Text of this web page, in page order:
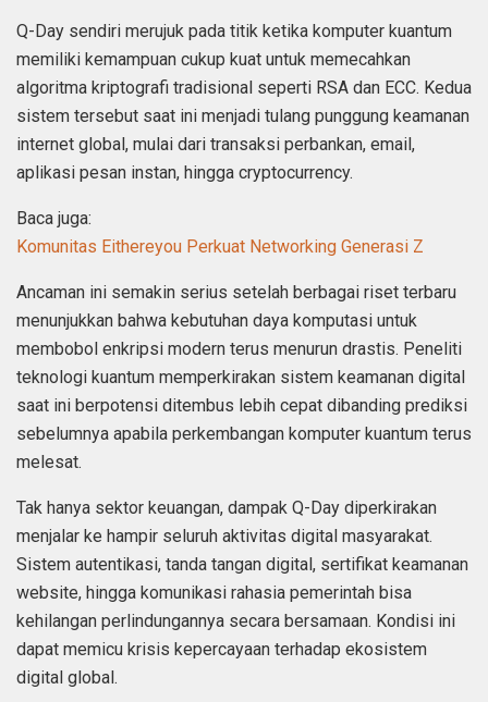
Q-Day sendiri merujuk pada titik ketika komputer kuantum
memiliki kemampuan cukup kuat untuk memecahkan
algoritma kriptografi tradisional seperti RSA dan ECC. Kedua
sistem tersebut saat ini menjadi tulang punggung keamanan
internet global, mulai dari transaksi perbankan, email,
aplikasi pesan instan, hingga cryptocurrency.
Baca juga:
Komunitas Eithereyou Perkuat Networking Generasi Z
Ancaman ini semakin serius setelah berbagai riset terbaru
menunjukkan bahwa kebutuhan daya komputasi untuk
membobol enkripsi modern terus menurun drastis. Peneliti
teknologi kuantum memperkirakan sistem keamanan digital
saat ini berpotensi ditembus lebih cepat dibanding prediksi
sebelumnya apabila perkembangan komputer kuantum terus
melesat.
Tak hanya sektor keuangan, dampak Q-Day diperkirakan
menjalar ke hampir seluruh aktivitas digital masyarakat.
Sistem autentikasi, tanda tangan digital, sertifikat keamanan
website, hingga komunikasi rahasia pemerintah bisa
kehilangan perlindungannya secara bersamaan. Kondisi ini
dapat memicu krisis kepercayaan terhadap ekosistem
digital global.